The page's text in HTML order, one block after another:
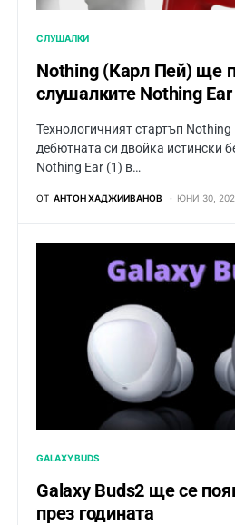
СЛУШАЛКИ
Nothing (Карл Пей) ще
слушалките Nothing
Технологичният стартъп
дебютната си двойка истински
Nothing Ear (1) в…
ОТ АНТОН ХАДЖИИВАНОВ ЮНИ 30,
GALAXY BUDS
Galaxy Buds2 ще се
през годината